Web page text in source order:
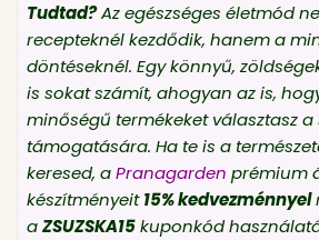
Tudtad?Az egészséges életmód
recepteknél kezdődik, hanem a
döntéseknél. Egy könnyű,
is sokat számít, ahogyan az is,
minőségű termékeket választasz a
támogatására. Ha te is a
keresed, aPranagarden prémium
készítményeit15% kedvezménnyel
aZSUZSKA15kuponkód